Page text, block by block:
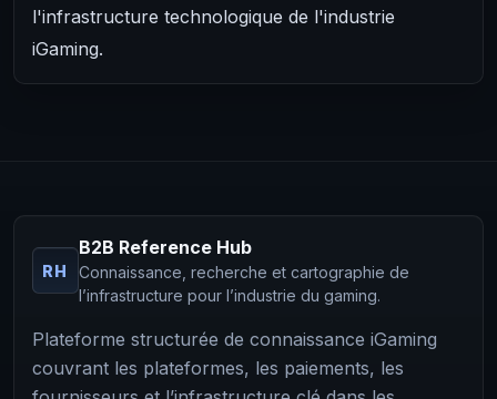
l'infrastructure technologique de l'industrie
iGaming.
RH
B2B Reference Hub
Connaissance, recherche et cartographie de
l’infrastructure pour l’industrie du gaming.
Plateforme structurée de connaissance iGaming
couvrant les plateformes, les paiements, les